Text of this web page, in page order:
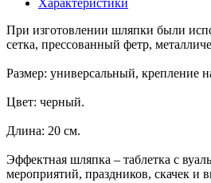
При изготовлении шляпки были
сетка, преcсованный фетр,
Размер: универсальный, крепление
Цвет: черный.
Длина: 20 см.
Эффектная шляпка – таблетка с
мероприятий, праздников, скачек и